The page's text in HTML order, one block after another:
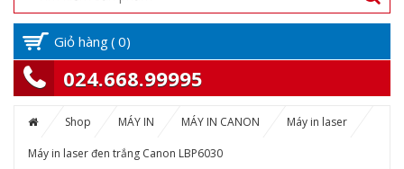
Giỏ hàng( 0)
024.668.99995
Shop MÁY IN MÁY IN CANON Máy in laser
Máy in laser đen trắng Canon LBP6030